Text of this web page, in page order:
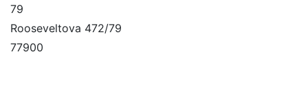
79
Rooseveltova 472/79
77900